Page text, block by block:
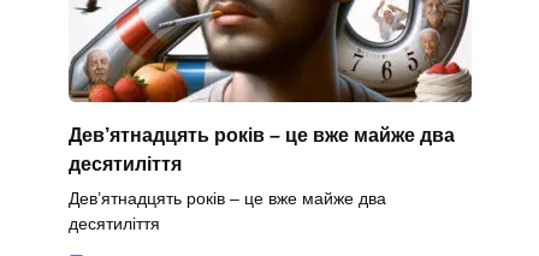
Дев’ятнадцять років – це вже майже два
десятиліття
Дев’ятнадцять років – це вже майже два
десятиліття